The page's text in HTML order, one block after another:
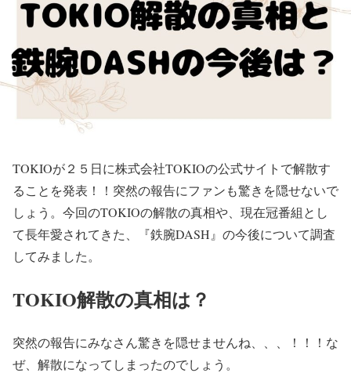
TOKIOが２５日に株式会社TOKIOの公式サイトで解散す
ることを発表！！突然の報告にファンも驚きを隠せないで
しょう。今回のTOKIOの解散の真相や、現在冠番組とし
て長年愛されてきた、『鉄腕DASH』の今後について調査
してみました。
TOKIO解散の真相は？
突然の報告にみなさん驚きを隠せませんね、、、！！！な
ぜ、解散になってしまったのでしょう。